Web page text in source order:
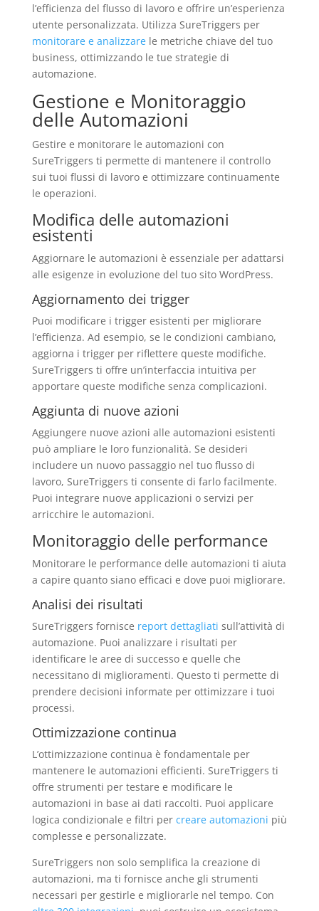
l’efficienza del flusso di lavoro e offrire un’esperienza
utente personalizzata. Utilizza SureTriggers per
monitorare e analizzarele metriche chiave del tuo
business, ottimizzando le tue strategie di
automazione.
Gestione e Monitoraggio
delle Automazioni
Gestire e monitorare le automazioni con
SureTriggers ti permette di mantenere il controllo
sui tuoi flussi di lavoro e ottimizzare continuamente
le operazioni.
Modifica delle automazioni
esistenti
Aggiornare le automazioni è essenziale per adattarsi
alle esigenze in evoluzione del tuo sito WordPress.
Aggiornamento dei trigger
Puoi modificare i trigger esistenti per migliorare
l’efficienza. Ad esempio, se le condizioni cambiano,
aggiorna i trigger per riflettere queste modifiche.
SureTriggers ti offre un’interfaccia intuitiva per
apportare queste modifiche senza complicazioni.
Aggiunta di nuove azioni
Aggiungere nuove azioni alle automazioni esistenti
può ampliare le loro funzionalità. Se desideri
includere un nuovo passaggio nel tuo flusso di
lavoro, SureTriggers ti consente di farlo facilmente.
Puoi integrare nuove applicazioni o servizi per
arricchire le automazioni.
Monitoraggio delle performance
Monitorare le performance delle automazioni ti aiuta
a capire quanto siano efficaci e dove puoi migliorare.
Analisi dei risultati
SureTriggers fornisce report dettagliati sull’attività di
automazione. Puoi analizzare i risultati per
identificare le aree di successo e quelle che
necessitano di miglioramenti. Questo ti permette di
prendere decisioni informate per ottimizzare i tuoi
processi.
Ottimizzazione continua
L’ottimizzazione continua è fondamentale per
mantenere le automazioni efficienti. SureTriggers ti
offre strumenti per testare e modificare le
automazioni in base ai dati raccolti. Puoi applicare
logica condizionale e filtri per creare automazioni più
complesse e personalizzate.
SureTriggers non solo semplifica la creazione di
automazioni, ma ti fornisce anche gli strumenti
necessari per gestirle e migliorarle nel tempo. Con